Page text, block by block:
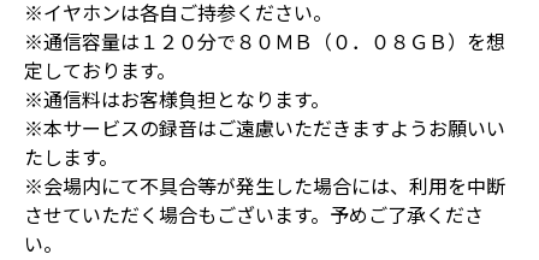
※イヤホンは各自ご持参ください。
※通信容量は１２０分で８０ＭＢ（０．０８ＧＢ）を想
定しております。
※通信料はお客様負担となります。
※本サービスの録音はご遠慮いただきますようお願いい
たします。
※会場内にて不具合等が発生した場合には、利用を中断
させていただく場合もございます。予めご了承くださ
い。